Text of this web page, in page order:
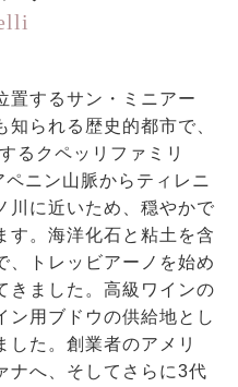
置するサン・ミニアー
知られる歴史的都市で、
るクペッリファミリ
ニン山脈からティレニ
川に近いため、穏やかで
す。海洋化石と粘土を含
、トレッビアーノを始め
きました。高級ワインの
ン用ブドウの供給地とし
した。創業者のアメリ
ナへ、そしてさらに3代